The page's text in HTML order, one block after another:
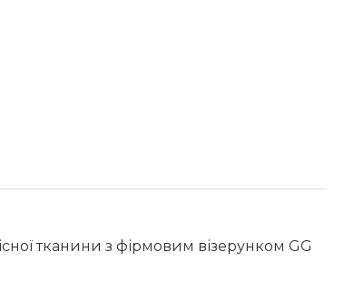
тканини з фірмовим візерунком GG